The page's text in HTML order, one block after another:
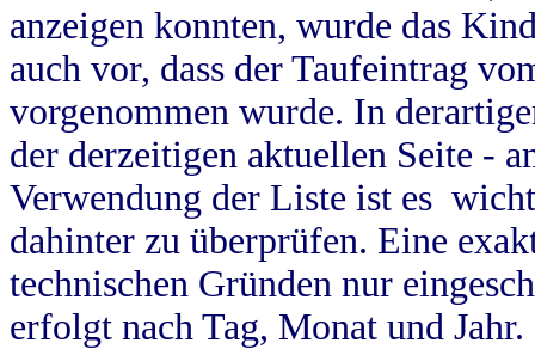
anzeigen konnten, wurde das
auch vor, dass der Taufeintrag
vorgenommen wurde. In
der derzeitigen aktuellen Seite -
Verwendung der Liste ist es
dahinter zu überprüfen. Eine
technischen Gründen nur
erfolgt nach Tag, Monat und Jahr.